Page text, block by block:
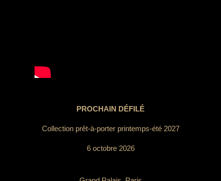
PROCHAIN DÉFILÉ
Collection prêt-à-porter printemps-été 2027
6 octobre 2026